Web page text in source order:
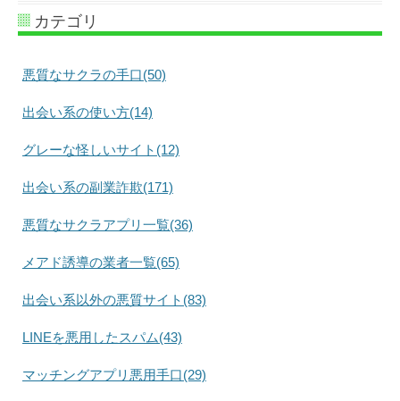
カテゴリ
悪質なサクラの手口(50)
出会い系の使い方(14)
グレーな怪しいサイト(12)
出会い系の副業詐欺(171)
悪質なサクラアプリ一覧(36)
メアド誘導の業者一覧(65)
出会い系以外の悪質サイト(83)
LINEを悪用したスパム(43)
マッチングアプリ悪用手口(29)